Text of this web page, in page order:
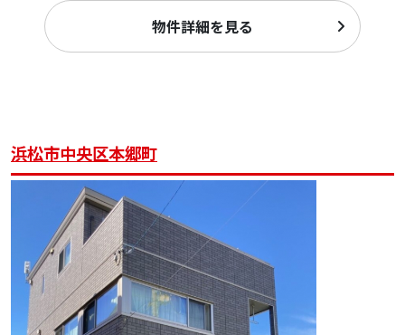
物件詳細を見る
浜松市中央区本郷町